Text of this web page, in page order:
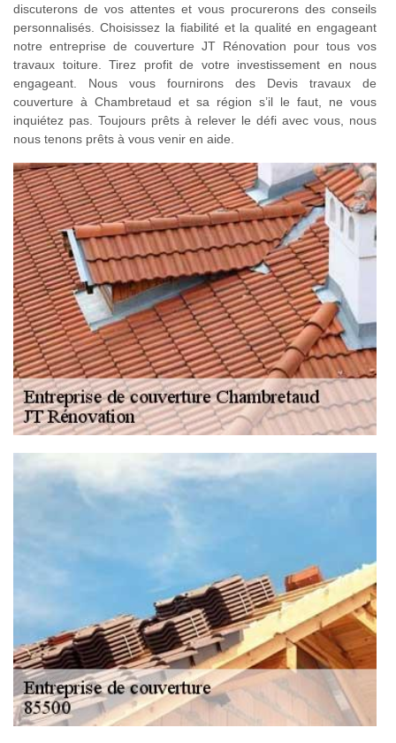
discuterons de vos attentes et vous procurerons des conseils
personnalisés. Choisissez la fiabilité et la qualité en engageant
notre entreprise de couverture JT Rénovation pour tous vos
travaux toiture. Tirez profit de votre investissement en nous
engageant. Nous vous fournirons des Devis travaux de
couverture à Chambretaud et sa région s’il le faut, ne vous
inquiétez pas. Toujours prêts à relever le défi avec vous, nous
nous tenons prêts à vous venir en aide.